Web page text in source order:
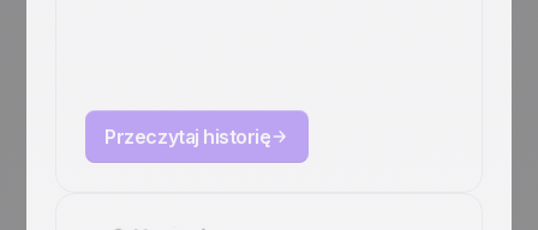
Przeczytaj historię